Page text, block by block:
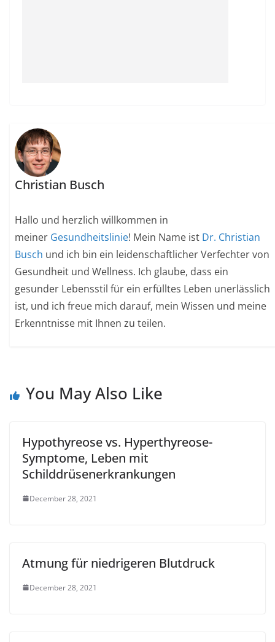
Christian Busch
Hallo und herzlich willkommen in
meiner Gesundheitslinie! Mein Name ist Dr. Christian
Busch und ich bin ein leidenschaftlicher Verfechter von
Gesundheit und Wellness. Ich glaube, dass ein
gesunder Lebensstil für ein erfülltes Leben unerlässlich
ist, und ich freue mich darauf, mein Wissen und meine
Erkenntnisse mit Ihnen zu teilen.
You May Also Like
Hypothyreose vs. Hyperthyreose-
Symptome, Leben mit
Schilddrüsenerkrankungen
December 28, 2021
Atmung für niedrigeren Blutdruck
December 28, 2021